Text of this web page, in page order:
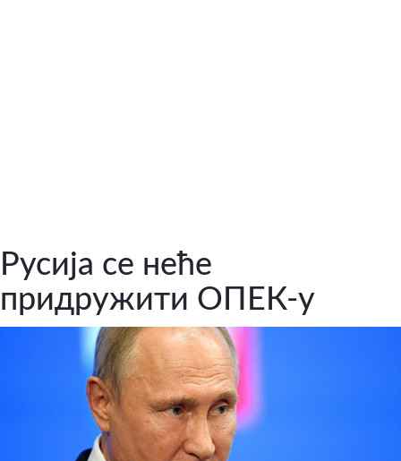
Русија се неће
придружити ОПЕК-у